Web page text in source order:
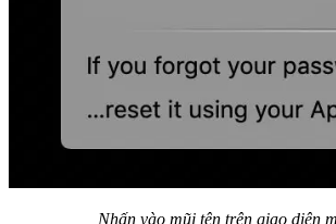
Nhấn vào mũi tên trên giao diện